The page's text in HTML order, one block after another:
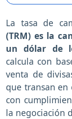
La tasa de
(TRM) es la
un dólar de
calcula con
venta de
que transan en
con
la negociación